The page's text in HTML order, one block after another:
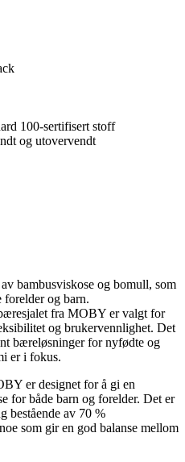
100-sertifisert stoff
og utovervendt
bambusviskose og bomull, som
forelder og barn.
fra MOBY er valgt for
og brukervennlighet. Det
bæreløsninger for nyfødte og
er i fokus.
er designet for å gi en
for både barn og forelder. Det er
bestående av 70 %
som gir en god balanse mellom